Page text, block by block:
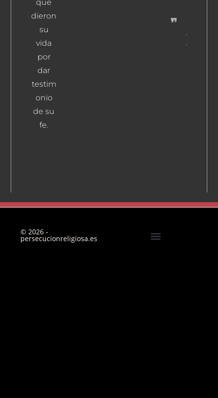
que
dieron
su
vida
por
dar
testim
onio
de su
fe.
© 2026 -
persecucionreligiosa.es